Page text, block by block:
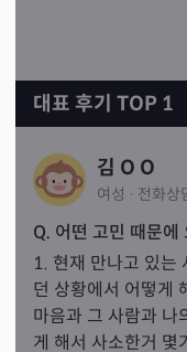
대표 후기 TOP 1
김 O O
여성 · 전화상
Q. 어떤 고민 때문에
1. 현재 만나고 있는
던 상황에서 어떻게
마음과 그 사람과 나
게 해서 사소한거 몇